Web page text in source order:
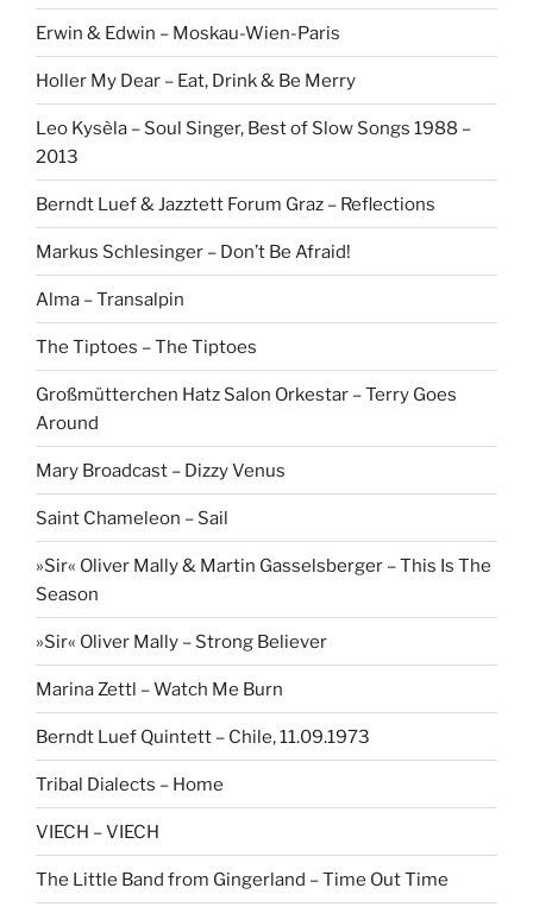
Erwin & Edwin – Moskau-Wien-Paris
Holler My Dear – Eat, Drink & Be Merry
Leo Kysèla – Soul Singer, Best of Slow Songs 1988 –
2013
Berndt Luef & Jazztett Forum Graz – Reflections
Markus Schlesinger – Don’t Be Afraid!
Alma – Transalpin
The Tiptoes – The Tiptoes
Großmütterchen Hatz Salon Orkestar – Terry Goes
Around
Mary Broadcast – Dizzy Venus
Saint Chameleon – Sail
»Sir« Oliver Mally & Martin Gasselsberger – This Is The
Season
»Sir« Oliver Mally – Strong Believer
Marina Zettl – Watch Me Burn
Berndt Luef Quintett – Chile, 11.09.1973
Tribal Dialects – Home
VIECH – VIECH
The Little Band from Gingerland – Time Out Time